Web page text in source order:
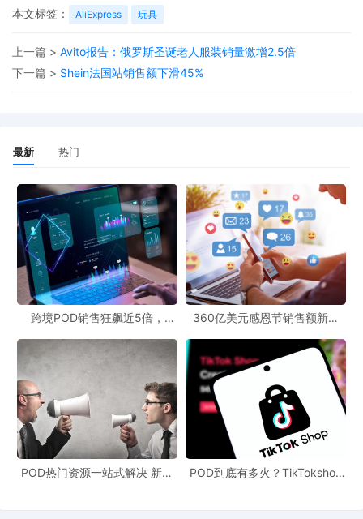
本文标签：
AliExpress 玩具
上一篇 > Avito报告：俄罗斯圣诞老人服装销量激增2.5倍
下一篇 > Shein法国站销售额下滑45%
最新 热门
跨境POD销售狂飙近5倍，
360亿美元感恩节销售额新纪
新风潮！
POD热门资源一站式解决 新手
POD到底有多火？TikTokshop